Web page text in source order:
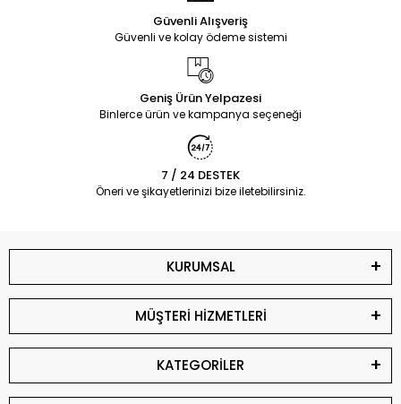
Güvenli Alışveriş
Güvenli ve kolay ödeme sistemi
Geniş Ürün Yelpazesi
Binlerce ürün ve kampanya seçeneği
7 / 24 DESTEK
Öneri ve şikayetlerinizi bize iletebilirsiniz.
KURUMSAL
MÜŞTERİ HİZMETLERİ
KATEGORİLER